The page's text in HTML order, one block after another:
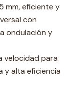
mm, eficiente y
con
ondulación y
velocidad para
y alta eficiencia